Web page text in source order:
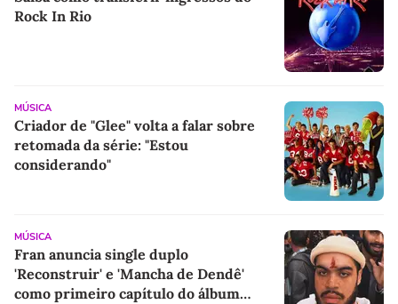
Rock In Rio
MÚSICA
Criador de "Glee" volta a falar sobre
retomada da série: "Estou
considerando"
MÚSICA
Fran anuncia single duplo
'Reconstruir' e 'Mancha de Dendê'
como primeiro capítulo do álbum